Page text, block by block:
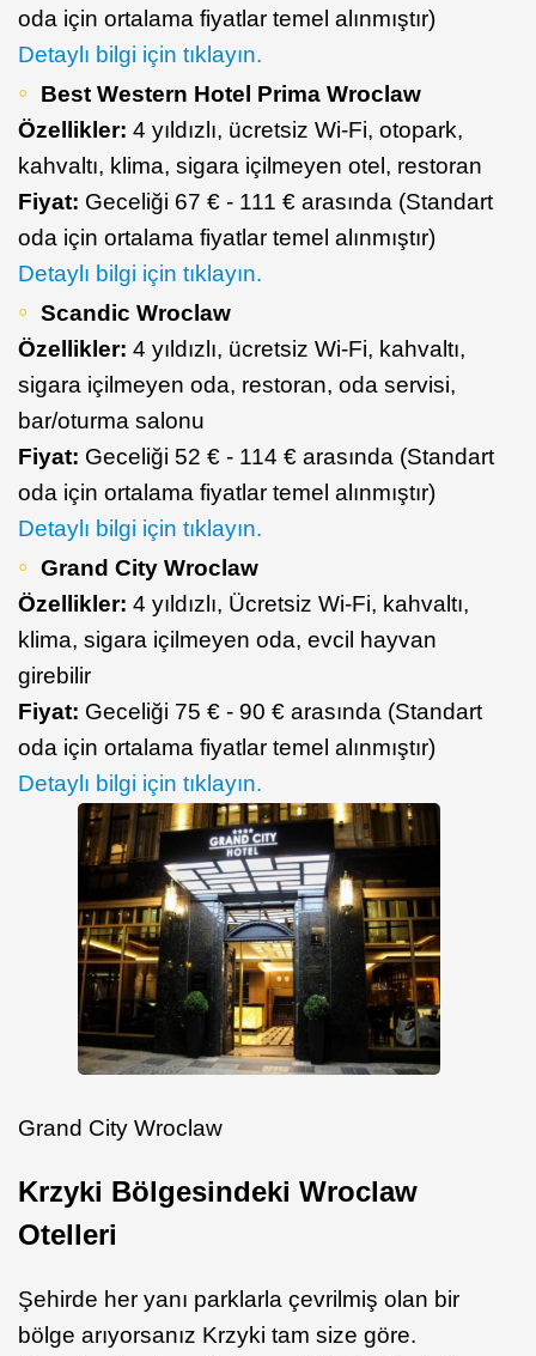
oda için ortalama fiyatlar temel alınmıştır)
Detaylı bilgi için tıklayın.
Best Western Hotel Prima Wroclaw
Özellikler: 4 yıldızlı, ücretsiz Wi-Fi, otopark,
kahvaltı, klima, sigara içilmeyen otel, restoran
Fiyat: Geceliği 67 € - 111 € arasında (Standart
oda için ortalama fiyatlar temel alınmıştır)
Detaylı bilgi için tıklayın.
Scandic Wroclaw
Özellikler: 4 yıldızlı, ücretsiz Wi-Fi, kahvaltı,
sigara içilmeyen oda, restoran, oda servisi,
bar/oturma salonu
Fiyat: Geceliği 52 € - 114 € arasında (Standart
oda için ortalama fiyatlar temel alınmıştır)
Detaylı bilgi için tıklayın.
Grand City Wroclaw
Özellikler: 4 yıldızlı, Ücretsiz Wi-Fi, kahvaltı,
klima, sigara içilmeyen oda, evcil hayvan
girebilir
Fiyat: Geceliği 75 € - 90 € arasında (Standart
oda için ortalama fiyatlar temel alınmıştır)
Detaylı bilgi için tıklayın.
Grand City Wroclaw
Krzyki Bölgesindeki Wroclaw
Otelleri
Şehirde her yanı parklarla çevrilmiş olan bir
bölge arıyorsanız Krzyki tam size göre.